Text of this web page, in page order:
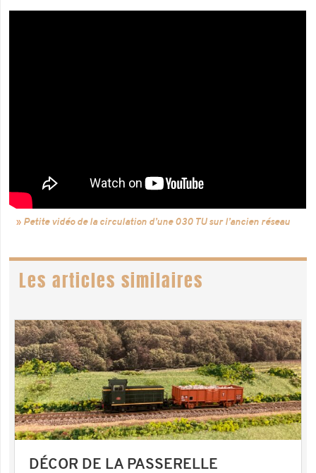
Petite vidéo de la circulation d’une 030 TU sur l’ancien réseau
Les articles similaires
DÉCOR DE LA PASSERELLE